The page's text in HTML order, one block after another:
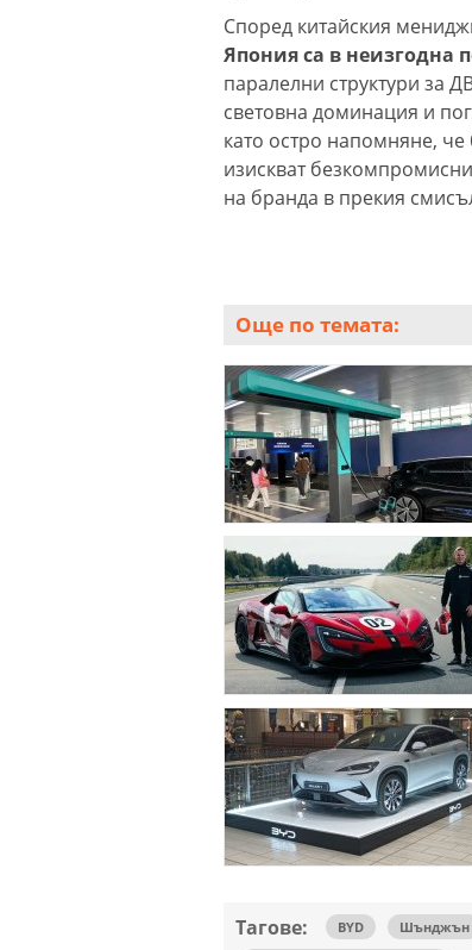
Според китайския
Япония са в неизгодна
паралелни структури за
световна доминация и
като остро напомняне,
изискват
на бранда в прекия
Още по темата:
Тагове: BYD Шънджън